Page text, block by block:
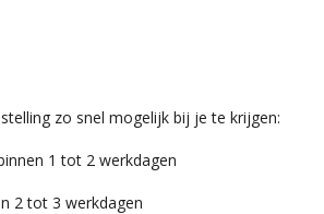
zo snel mogelijk bij je te krijgen:
1 tot 2 werkdagen
2 tot 3 werkdagen